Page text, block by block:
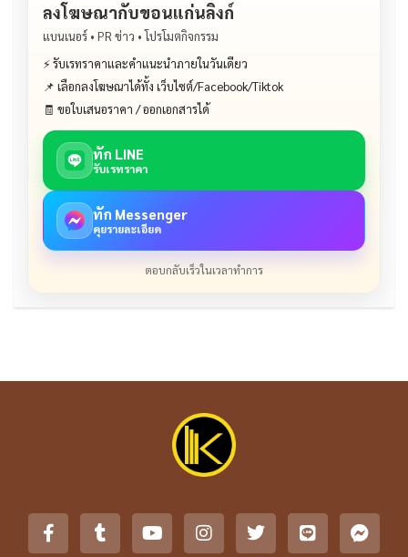
ลงโฆษณากับขอนแก่นลิงก์
แบนเนอร์ • PR ข่าว • โปรโมตกิจกรรม
⚡ รับเรทราคาและคำแนะนำภายในวันเดียว
📌 เลือกลงโฆษณาได้ทั้ง เว็บไซต์/Facebook/Tiktok
🧾 ขอใบเสนอราคา / ออกเอกสารได้
ทัก LINE
รับเรทราคา
ทัก Messenger
คุยรายละเอียด
ตอบกลับเร็วในเวลาทำการ